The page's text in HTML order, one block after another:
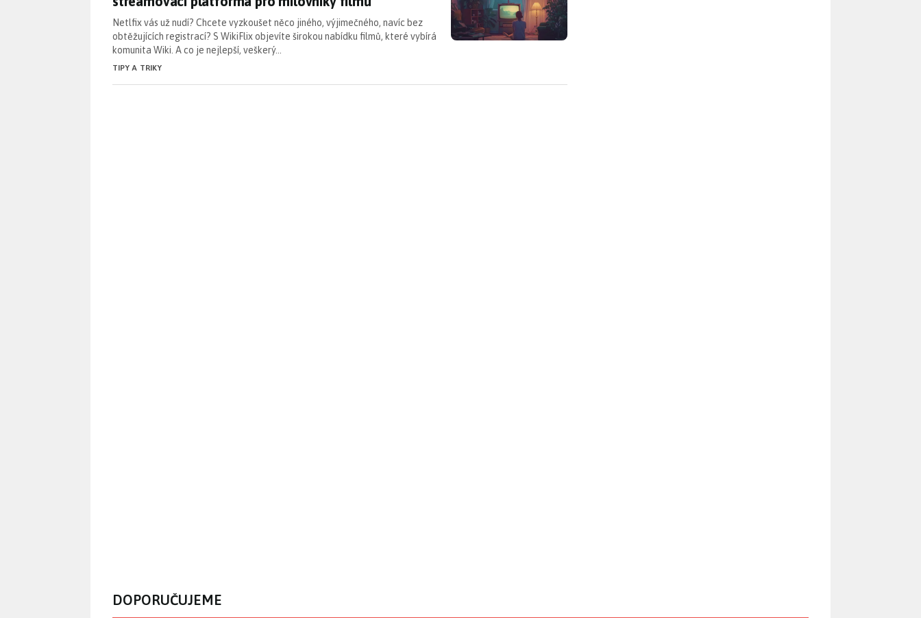
Netlfix vás už nudí? Chcete vyzkoušet něco jiného, výjimečného, navíc bez
obtěžujících registrací? S WikiFlix objevíte širokou nabídku filmů, které vybírá
komunita Wiki. A co je nejlepší, veškerý…
TIPY A TRIKY
DOPORUČUJEME